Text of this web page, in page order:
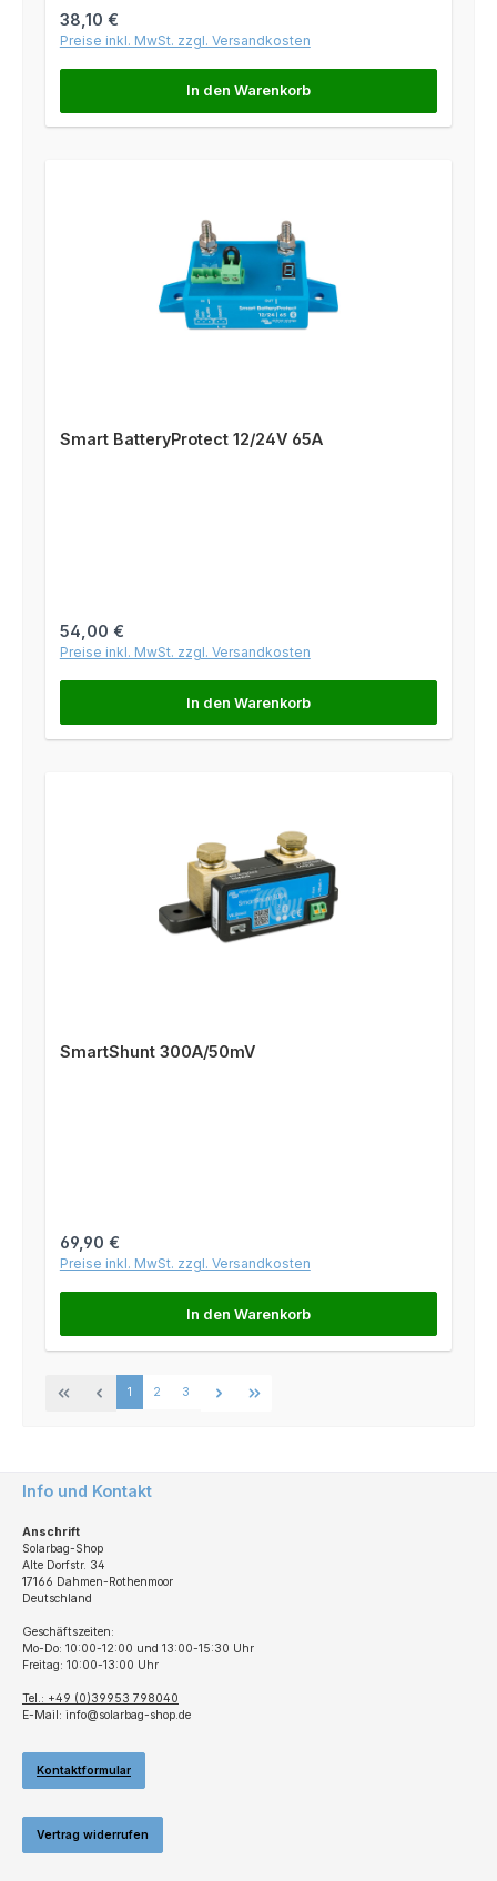
Regulärer Preis:
38,10 €
Preise inkl. MwSt. zzgl. Versandkosten
In den Warenkorb
Smart BatteryProtect 12/24V 65A
Regulärer Preis:
54,00 €
Preise inkl. MwSt. zzgl. Versandkosten
In den Warenkorb
SmartShunt 300A/50mV
Regulärer Preis:
69,90 €
Preise inkl. MwSt. zzgl. Versandkosten
In den Warenkorb
Seite
1 Seite
2 Seite
3
Info und Kontakt
Anschrift
Solarbag-Shop
Alte Dorfstr. 34
17166 Dahmen-Rothenmoor
Deutschland
Geschäftszeiten:
Mo-Do: 10:00-12:00 und 13:00-15:30 Uhr
Freitag: 10:00-13:00 Uhr
Tel.: +49 (0)39953 798040
E-Mail: info@solarbag-shop.de
Kontaktformular
Vertrag widerrufen